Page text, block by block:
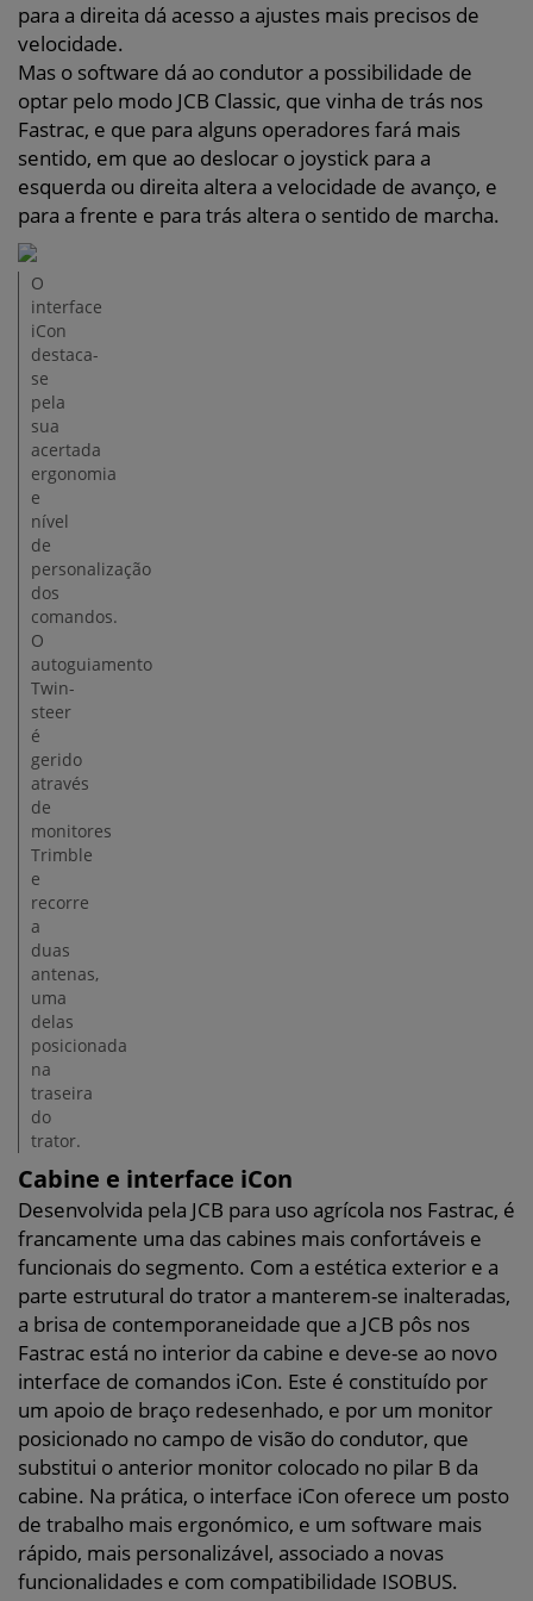
para a direita dá acesso a ajustes mais precisos de
velocidade.
Mas o software dá ao condutor a possibilidade de
optar pelo modo JCB Classic, que vinha de trás nos
Fastrac, e que para alguns operadores fará mais
sentido, em que ao deslocar o joystick para a
esquerda ou direita altera a velocidade de avanço, e
para a frente e para trás altera o sentido de marcha.
O
interface
iCon
destaca-
se
pela
sua
acertada
ergonomia
e
nível
de
personalização
dos
comandos.
O
autoguiamento
Twin-
steer
é
gerido
através
de
monitores
Trimble
e
recorre
a
duas
antenas,
uma
delas
posicionada
na
traseira
do
trator.
Cabine e interface iCon
Desenvolvida pela JCB para uso agrícola nos Fastrac, é
francamente uma das cabines mais confortáveis e
funcionais do segmento. Com a estética exterior e a
parte estrutural do trator a manterem-se inalteradas,
a brisa de contemporaneidade que a JCB pôs nos
Fastrac está no interior da cabine e deve-se ao novo
interface de comandos iCon. Este é constituído por
um apoio de braço redesenhado, e por um monitor
posicionado no campo de visão do condutor, que
substitui o anterior monitor colocado no pilar B da
cabine. Na prática, o interface iCon oferece um posto
de trabalho mais ergonómico, e um software mais
rápido, mais personalizável, associado a novas
funcionalidades e com compatibilidade ISOBUS.